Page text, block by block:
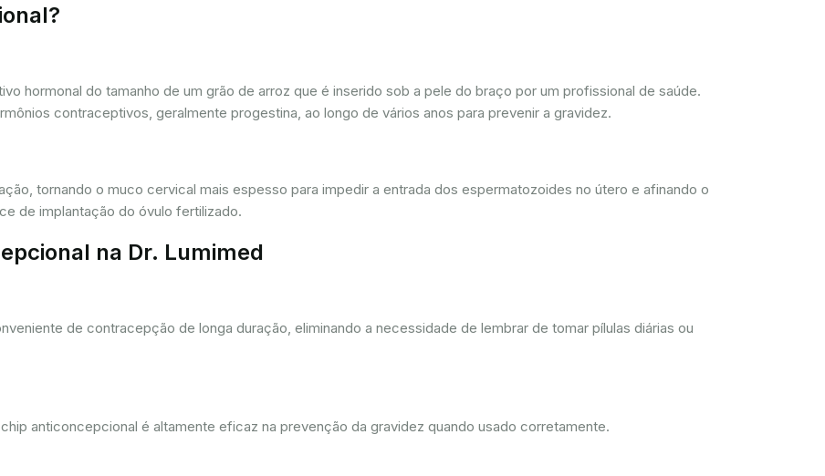
hormonal do tamanho de um grão de arroz que é inserido sob a pele do braço por um profissional de saúde.
contraceptivos, geralmente progestina, ao longo de vários anos para prevenir a gravidez.
tornando o muco cervical mais espesso para impedir a entrada dos espermatozoides no útero e afinando o
de implantação do óvulo fertilizado.
na Dr. Lumimed
de contracepção de longa duração, eliminando a necessidade de lembrar de tomar pílulas diárias ou
anticoncepcional é altamente eficaz na prevenção da gravidez quando usado corretamente.